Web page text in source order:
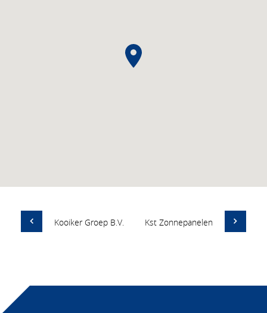
Kooiker Groep B.V. Kst Zonnepanelen